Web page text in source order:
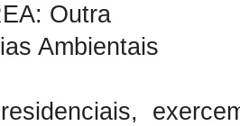
Outra
Ambientais